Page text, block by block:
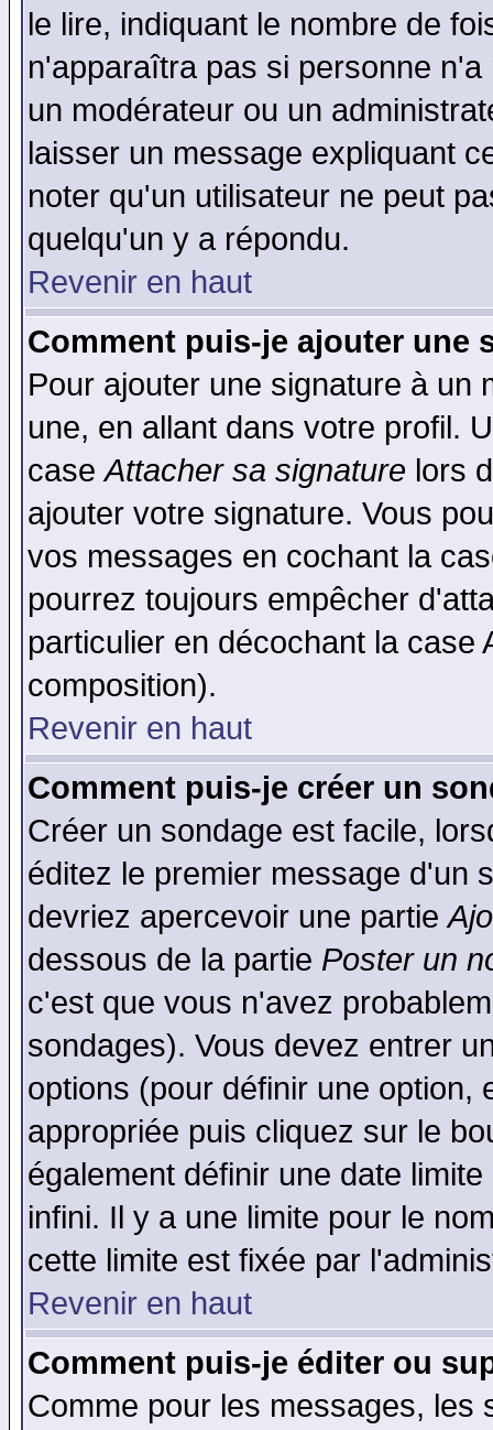
le lire, indiquant le nombre de
n'apparaîtra pas si personne
un modérateur ou un
laisser un message expliquant
noter qu'un utilisateur ne peut
quelqu'un y a répondu.
Revenir en haut
Comment puis-je ajouter une
Pour ajouter une signature à un
une, en allant dans votre profil.
caseAttacher sa signature lors
ajouter votre signature. Vous
vos messages en cochant la
pourrez toujours empêcher
particulier en décochant la
composition).
Revenir en haut
Comment puis-je créer un
Créer un sondage est facile,
éditez le premier message d'un
devriez apercevoir une partie
dessous de la partie Poster un
c'est que vous n'avez
sondages). Vous devez entrer
options (pour définir une option,
appropriée puis cliquez sur le
également définir une date
infini. Il y a une limite pour le
cette limite est fixée par
Revenir en haut
Comment puis-je éditer ou
Comme pour les messages, les